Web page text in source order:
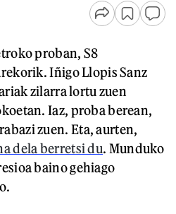
proban, S8
Iñigo Llopis Sanz
zilarra lortu zuen
Iaz, proba berean,
zuen. Eta, aurten,
dela berretsi du. Munduko
baino gehiago